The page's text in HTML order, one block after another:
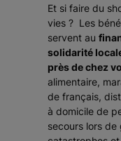
Et si faire du
vies ? Les
servent au
solidarité
près de chez
alimentaire,
de français,
à domicile de
secours lors